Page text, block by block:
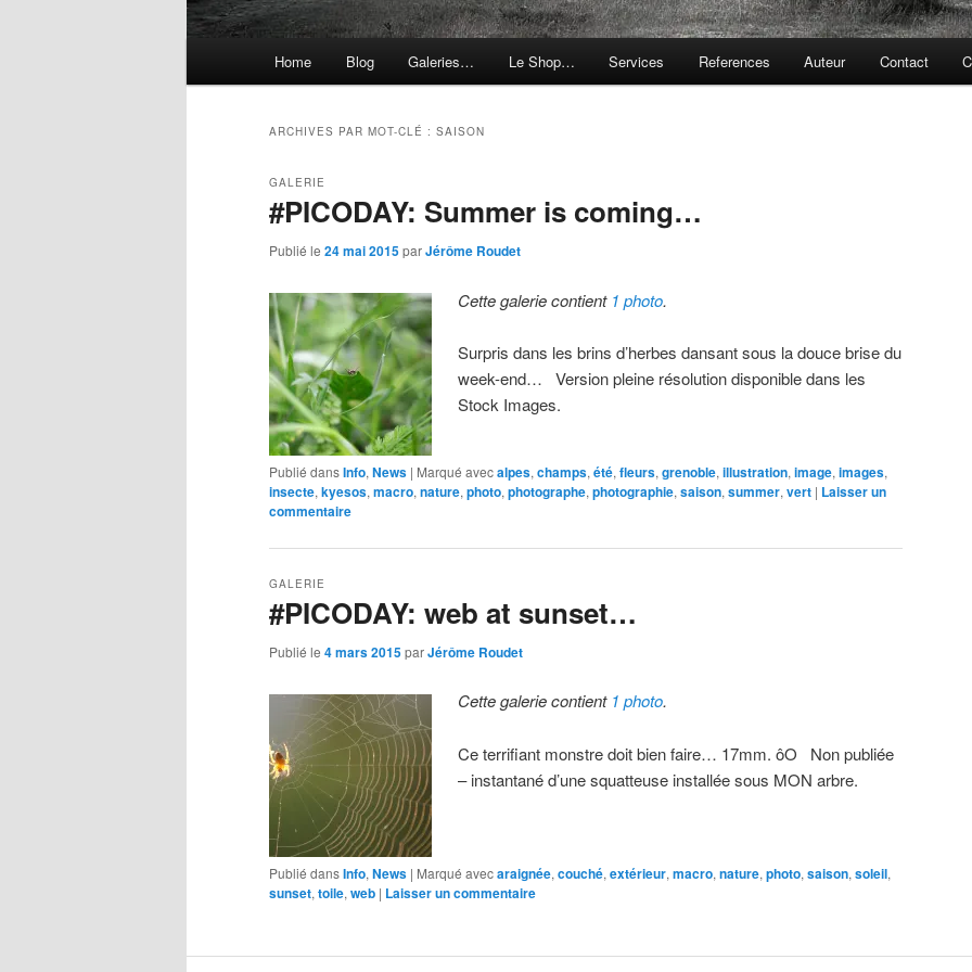
Home Blog Galeries… Le Shop… Services References Auteur Contact
ARCHIVES PAR MOT-CLÉ : SAISON
#PICODAY: Summer is coming…
GALERIE
Publié le 24 mai 2015parJérôme Roudet
Cette galerie contient 1 photo.
Surpris dans les brins d’herbes dansant sous la douce brise du
week-end… Version pleine résolution disponible dans les
Stock Images.
Publié dansInfo, News | Marqué avecalpes, champs, été, fleurs, grenoble, illustration, image, images,
insecte, kyesos, macro, nature, photo, photographe, photographie, saison, summer, vert | Laisser un
commentaire
#PICODAY: web at sunset…
GALERIE
Publié le 4 mars 2015parJérôme Roudet
Cette galerie contient 1 photo.
Ce terrifiant monstre doit bien faire… 17mm. ôO Non publiée
– instantané d’une squatteuse installée sous MON arbre.
Publié dansInfo, News | Marqué avecaraignée, couché, extérieur, macro, nature, photo, saison, soleil,
sunset, toile, web | Laisser un commentaire